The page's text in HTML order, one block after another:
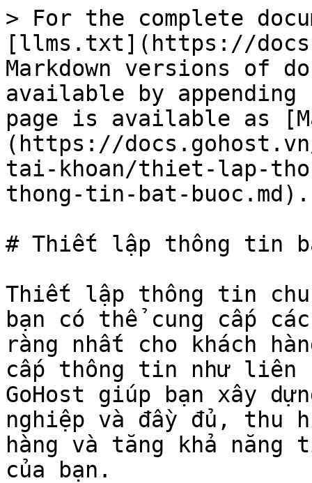
> For the complete
[llms.txt](https://
Markdown versions of
available by
page is available as
(https://
tai-khoan/thiet-lap-
thong-tin-bat-buoc.md).
# Thiết lập thông tin
Thiết lập thông tin
bạn có thể cung cấp
ràng nhất cho khách
cấp thông tin như
GoHost giúp bạn xây
nghiệp và đầy đủ, thu
hàng và tăng khả năng
của bạn.